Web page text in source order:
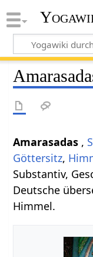
Amarasadas ,
Göttersitz,
Substantiv,
Deutsche
Himmel.